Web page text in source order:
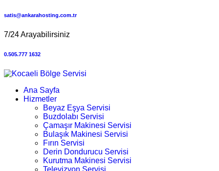
satis@ankarahosting.com.tr
7/24 Arayabilirsiniz
0.505.777 1632
Ana Sayfa
Hizmetler
Beyaz Eşya Servisi
Buzdolabı Servisi
Çamaşır Makinesi Servisi
Bulaşık Makinesi Servisi
Fırın Servisi
Derin Dondurucu Servisi
Kurutma Makinesi Servisi
Televizyon Servisi